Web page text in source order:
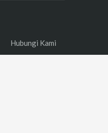
Hubungi Kami